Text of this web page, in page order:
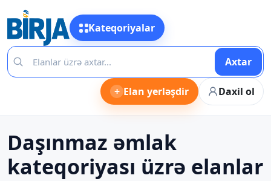
Kateqoriyalar
Axtar
+ Elan yerləşdir Daxil ol
Daşınmaz əmlak
kateqoriyası üzrə elanlar